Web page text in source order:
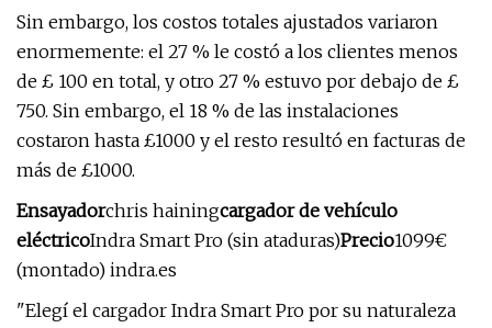
Sin embargo, los costos totales ajustados variaron
enormemente: el 27 % le costó a los clientes menos
de £ 100 en total, y otro 27 % estuvo por debajo de £
750. Sin embargo, el 18 % de las instalaciones
costaron hasta £1000 y el resto resultó en facturas de
más de £1000.
Ensayadorchris hainingcargador de vehículo
eléctricoIndra Smart Pro (sin ataduras)Precio1099€
(montado) indra.es
"Elegí el cargador Indra Smart Pro por su naturaleza